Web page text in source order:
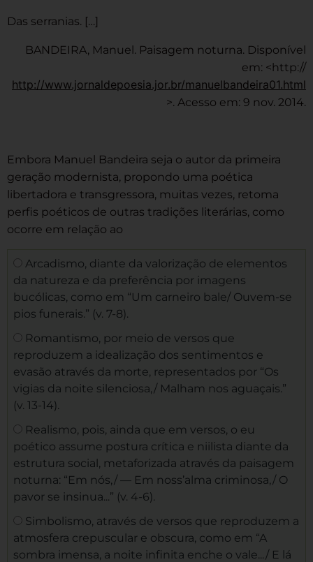
Das serranias. […]
BANDEIRA, Manuel. Paisagem noturna. Disponível
em: <http://
http://www.jornaldepoesia.jor.br/manuelbandeira01.html
>. Acesso em: 9 nov. 2014.
Embora Manuel Bandeira seja o autor da primeira
geração modernista, propondo uma poética
libertadora e transgressora, muitas vezes, retoma
perfis poéticos de outras tradições literárias, como
ocorre em relação ao
Arcadismo, diante da valorização de elementos
da natureza e da preferência por imagens
bucólicas, como em “Um carneiro bale/ Ouvem-se
pios funerais.” (v. 7-8).
Romantismo, por meio de versos que
reproduzem a idealização dos sentimentos e
evasão através da morte, representados por “Os
vigias da noite silenciosa,/ Malham nos aguaçais.”
(v. 13-14).
Realismo, pois, ainda que em versos, o eu
poético assume postura crítica e niilista diante da
estrutura social, metaforizada através da paisagem
noturna: “Em nós,/ — Em noss’alma criminosa,/ O
pavor se insinua...” (v. 4-6).
Simbolismo, através de versos que reproduzem a
atmosfera crepuscular e obscura, como em “A
sombra imensa, a noite infinita enche o vale.../ E lá